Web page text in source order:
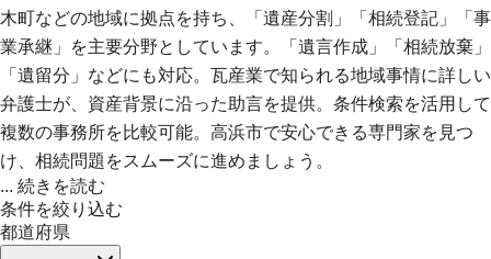
木町などの地域に拠点を持ち、「遺産分割」「相続登記」「事
業承継」を主要分野としています。「遺言作成」「相続放棄」
「遺留分」などにも対応。瓦産業で知られる地域事情に詳しい
弁護士が、資産背景に沿った助言を提供。条件検索を活用して
複数の事務所を比較可能。高浜市で安心できる専門家を見つ
け、相続問題をスムーズに進めましょう。
... 続きを読む
条件を絞り込む
都道府県